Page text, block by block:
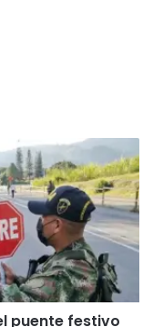
puente festivo